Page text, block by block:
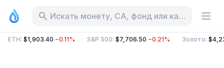
Искать монету, CA, фонд или категорию
ETH: $1,903.40 −0.11% S&P 500: $7,706.50 −0.21% Золото: